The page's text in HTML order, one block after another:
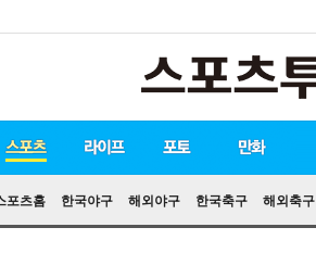
포츠홈 한국야구 해외야구 한국축구 해외축구